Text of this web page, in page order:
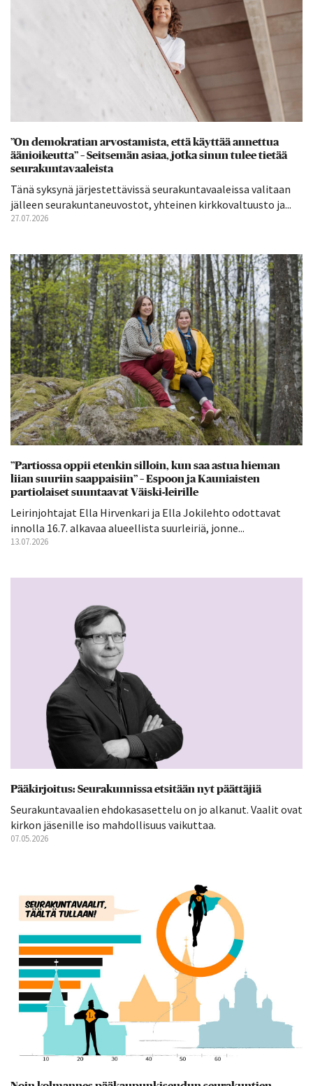
”On demokratian arvostamista, että käyttää annettua
äänioikeutta” – Seitsemän asiaa, jotka sinun tulee tietää
seurakuntavaaleista
Tänä syksynä järjestettävissä seurakuntavaaleissa valitaan
jälleen seurakuntaneuvostot, yhteinen kirkkovaltuusto ja...
27.07.2026
”Partiossa oppii etenkin silloin, kun saa astua hieman
liian suuriin saappaisiin” – Espoon ja Kauniaisten
partiolaiset suuntaavat Väiski-leirille
Leirinjohtajat Ella Hirvenkari ja Ella Jokilehto odottavat
innolla 16.7. alkavaa alueellista suurleiriä, jonne...
13.07.2026
Pääkirjoitus: Seurakunnissa etsitään nyt päättäjiä
Seurakuntavaalien ehdokasasettelu on jo alkanut. Vaalit ovat
kirkon jäsenille iso mahdollisuus vaikuttaa.
07.05.2026